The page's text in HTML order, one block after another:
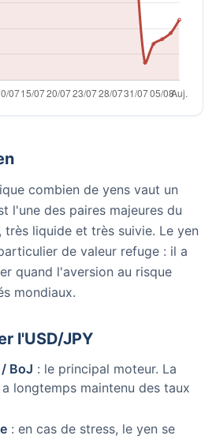
combien de yens vaut un
l'une des paires majeures du
très liquide et très suivie. Le yen
de valeur refuge : il a
quand l'aversion au risque
mondiaux.
l'USD/JPY
BoJ : le principal moteur. La
longtemps maintenu des taux
: en cas de stress, le yen se